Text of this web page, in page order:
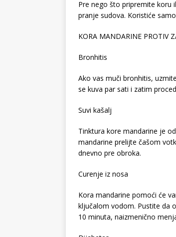
Pre nego što pripremite koru
pranje sudova. Koristiće
KORA MANDARINE PROTIV
Bronhitis
Ako vas muči bronhitis,
se kuva par sati i zatim
Suvi kašalj
Tinktura kore mandarine je
mandarine prelijte čašom
dnevno pre obroka.
Curenje iz nosa
Kora mandarine pomoći će
ključalom vodom. Pustite da
10 minuta, naizmenično